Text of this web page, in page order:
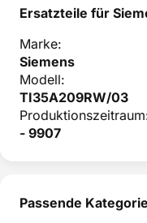
Ersatzteile für
Marke:
Siemens
Modell:
TI35A209RW/03
- 9907
Passende